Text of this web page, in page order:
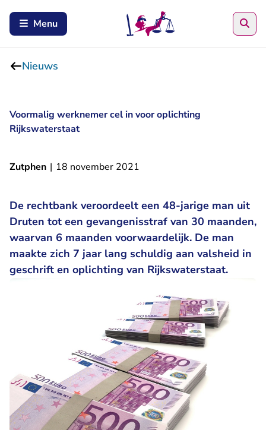
Menu
Nieuws
Voormalig werknemer cel in voor oplichting
Rijkswaterstaat
Zutphen | 18 november 2021
De rechtbank veroordeelt een 48-jarige man uit
Druten tot een gevangenisstraf van 30 maanden,
waarvan 6 maanden voorwaardelijk. De man
maakte zich 7 jaar lang schuldig aan valsheid in
geschrift en oplichting van Rijkswaterstaat.